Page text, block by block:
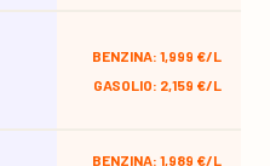
BENZINA: 1,999 €/L
GASOLIO: 2,159 €/L
BENZINA: 1,989 €/L